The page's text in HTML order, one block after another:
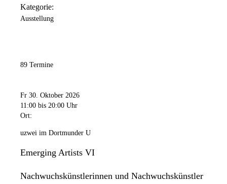
Kategorie:
Ausstellung
89 Termine
Fr 30. Oktober 2026
11:00 bis 20:00 Uhr
Ort:
uzwei im Dortmunder U
Emerging Artists VI
Nachwuchskünstlerinnen und Nachwuchskünstler